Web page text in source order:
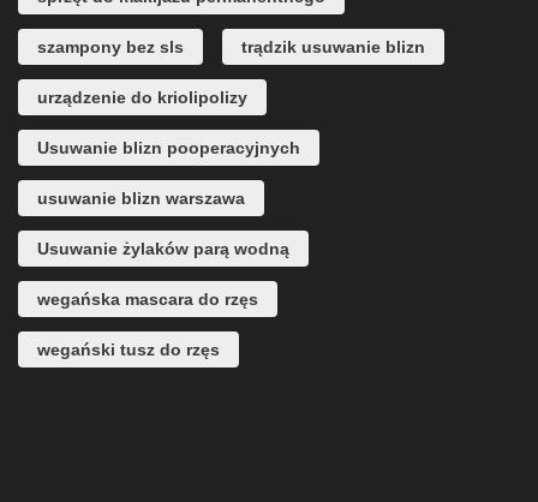
szampony bez sls trądzik usuwanie blizn
urządzenie do kriolipolizy
Usuwanie blizn pooperacyjnych
usuwanie blizn warszawa
Usuwanie żylaków parą wodną
wegańska mascara do rzęs
wegański tusz do rzęs